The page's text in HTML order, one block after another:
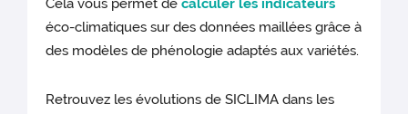
Cela vous permet decalculer les indicateurs
éco-climatiques sur des données maillées grâce à
des modèles de phénologie adaptés aux variétés.
Retrouvez les évolutions de SICLIMA dans les